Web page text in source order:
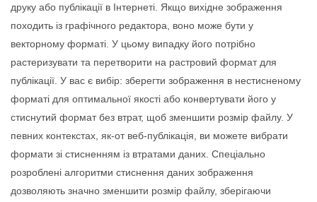
друку або публікації в Інтернеті. Якщо вихідне зображення
походить із графічного редактора, воно може бути у
векторному форматі. У цьому випадку його потрібно
растеризувати та перетворити на растровий формат для
публікації. У вас є вибір: зберегти зображення в нестисненому
форматі для оптимальної якості або конвертувати його у
стиснутий формат без втрат, щоб зменшити розмір файлу. У
певних контекстах, як-от веб-публікація, ви можете вибрати
формати зі стисненням із втратами даних. Спеціально
розроблені алгоритми стиснення даних зображення
дозволяють значно зменшити розмір файлу, зберігаючи